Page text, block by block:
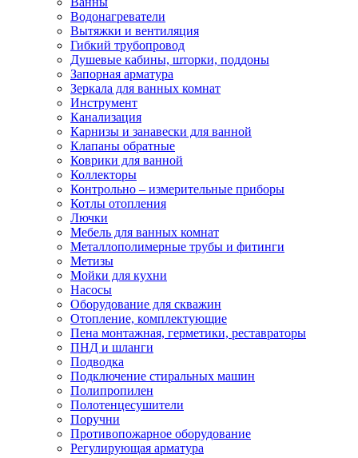
Водонагреватели
Вытяжки и вентиляция
Гибкий трубопровод
Душевые кабины, шторки, поддоны
Запорная арматура
Зеркала для ванных комнат
Инструмент
Канализация
Карнизы и занавески для ванной
Клапаны обратные
Коврики для ванной
Коллекторы
Контрольно – измерительные приборы
Котлы отопления
Лючки
Мебель для ванных комнат
Металлополимерные трубы и фитинги
Метизы
Мойки для кухни
Насосы
Оборудование для скважин
Отопление, комплектующие
Пена монтажная, герметики, реставраторы
ПНД и шланги
Подводка
Подключение стиральных машин
Полипропилен
Полотенцесушители
Поручни
Противопожарное оборудование
Регулирующая арматура